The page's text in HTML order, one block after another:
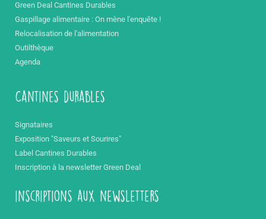
Green Deal Cantines Durables
Gaspillage alimentaire : On mène l'enquête !
Relocalisation de l'alimentation
Outilthèque
Agenda
Cantines durables
Signataires
Exposition "Saveurs et Sourires"
Label Cantines Durables
Inscription à la newsletter Green Deal
inscriptions aux newsletters